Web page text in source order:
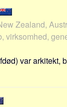
Zealand,
virksomhed,
var arkitekt,